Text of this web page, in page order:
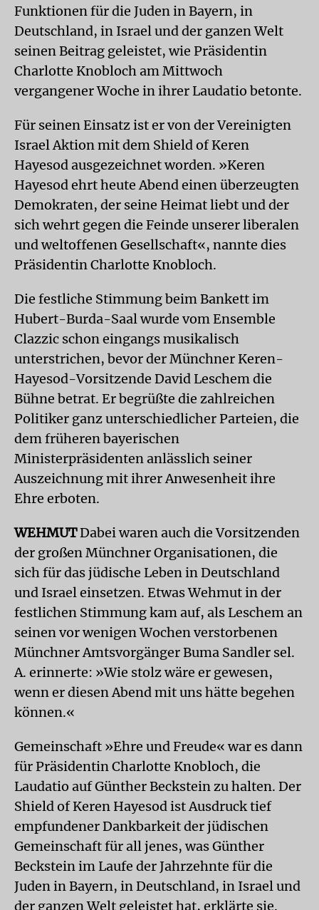
Funktionen für die Juden in Bayern, in
Deutschland, in Israel und der ganzen Welt
seinen Beitrag geleistet, wie Präsidentin
Charlotte Knobloch am Mittwoch
vergangener Woche in ihrer Laudatio betonte.
Für seinen Einsatz ist er von der Vereinigten
Israel Aktion mit dem Shield of Keren
Hayesod ausgezeichnet worden. »Keren
Hayesod ehrt heute Abend einen überzeugten
Demokraten, der seine Heimat liebt und der
sich wehrt gegen die Feinde unserer liberalen
und weltoffenen Gesellschaft«, nannte dies
Präsidentin Charlotte Knobloch.
Die festliche Stimmung beim Bankett im
Hubert-Burda-Saal wurde vom Ensemble
Clazzic schon eingangs musikalisch
unterstrichen, bevor der Münchner Keren-
Hayesod-Vorsitzende David Leschem die
Bühne betrat. Er begrüßte die zahlreichen
Politiker ganz unterschiedlicher Parteien, die
dem früheren bayerischen
Ministerpräsidenten anlässlich seiner
Auszeichnung mit ihrer Anwesenheit ihre
Ehre erboten.
WEHMUTDabei waren auch die Vorsitzenden
der großen Münchner Organisationen, die
sich für das jüdische Leben in Deutschland
und Israel einsetzen. Etwas Wehmut in der
festlichen Stimmung kam auf, als Leschem an
seinen vor wenigen Wochen verstorbenen
Münchner Amtsvorgänger Buma Sandler sel.
A. erinnerte: »Wie stolz wäre er gewesen,
wenn er diesen Abend mit uns hätte begehen
können.«
Gemeinschaft »Ehre und Freude« war es dann
für Präsidentin Charlotte Knobloch, die
Laudatio auf Günther Beckstein zu halten. Der
Shield of Keren Hayesod ist Ausdruck tief
empfundener Dankbarkeit der jüdischen
Gemeinschaft für all jenes, was Günther
Beckstein im Laufe der Jahrzehnte für die
Juden in Bayern, in Deutschland, in Israel und
der ganzen Welt geleistet hat, erklärte sie.